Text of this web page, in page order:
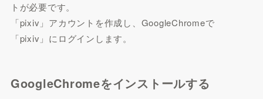
トが必要です。
「pixiv」アカウントを作成し、GoogleChromeで
「pixiv」にログインします。
GoogleChromeをインストールする